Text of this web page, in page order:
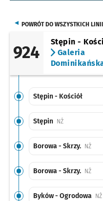
POWRÓT DO WSZYSTKICH LINII
924
Stępin -
Galeria
Stępin - Kościół
Stępin NŻPrzystanek na
Borowa - Skrzy. NŻ
Borowa - Skrzy. NŻ
Byków - Ogrodowa NŻ